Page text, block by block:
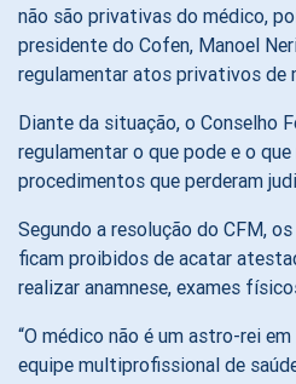
não são privativas do médico,
presidente do Cofen, Manoel
regulamentar atos privativos de
Diante da situação, o Conselho
regulamentar o que pode e o
procedimentos que perderam
Segundo a resolução do CFM,
ficam proibidos de acatar
realizar anamnese, exames
“O médico não é um astro-rei
equipe multiprofissional de